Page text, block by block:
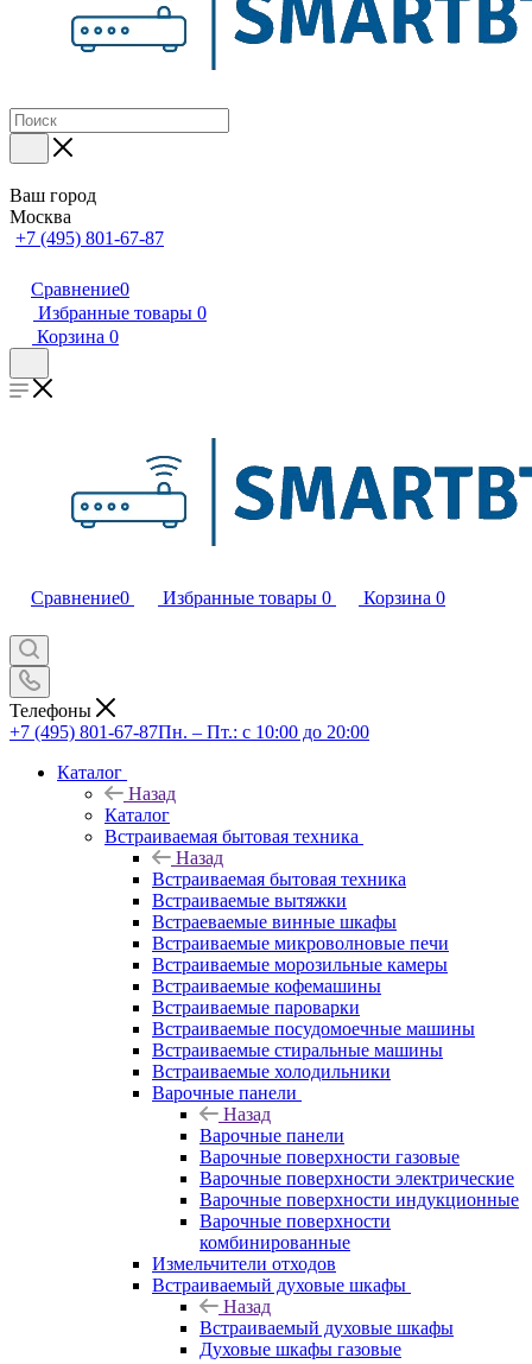
Ваш город
Москва
+7 (495) 801-67-87
Сравнение0
Избранные товары 0
Корзина 0
Сравнение0 Избранные товары 0 Корзина 0
Телефоны
+7 (495) 801-67-87Пн. – Пт.: с 10:00 до 20:00
Каталог
Назад
Каталог
Встраиваемая бытовая техника
Назад
Встраиваемая бытовая техника
Встраиваемые вытяжки
Встраеваемые винные шкафы
Встраиваемые микроволновые печи
Встраиваемые морозильные камеры
Встраиваемые кофемашины
Встраиваемые пароварки
Встраиваемые посудомоечные машины
Встраиваемые стиральные машины
Встраиваемые холодильники
Варочные панели
Назад
Варочные панели
Варочные поверхности газовые
Варочные поверхности электрические
Варочные поверхности индукционные
Варочные поверхности
комбинированные
Измельчители отходов
Встраиваемый духовые шкафы
Назад
Встраиваемый духовые шкафы
Духовые шкафы газовые